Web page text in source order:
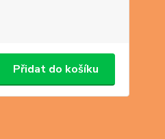
Přidat do košíku